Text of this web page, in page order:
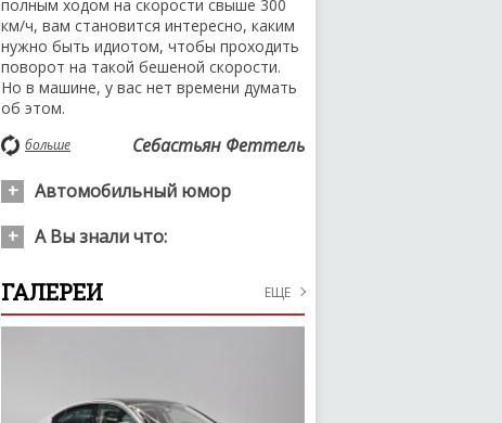
полным ходом на скорости свыше 300
км/ч, вам становится интересно, каким
нужно быть идиотом, чтобы проходить
поворот на такой бешеной скорости.
Но в машине, у вас нет времени думать
об этом.
Себастьян Феттель
больше
Автомобильный юмор
Председатель колхоза «Светлый путь»
купил себе желтое «Бугатти» потому
посевной.
больше
А Вы знали что:
на автомобиле стало посещение 19
октября 1923 года Всероссийской
больше
ГАЛЕРЕИ ЕЩЕ